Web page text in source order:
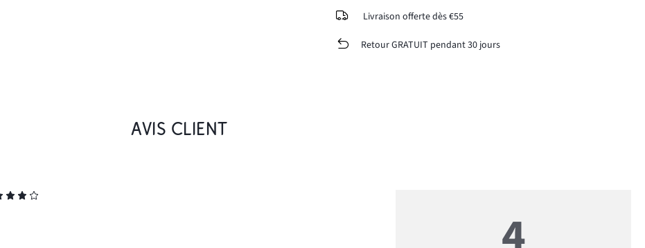
Livraison offerte dès €55
Retour GRATUIT pendant 30 jours
AVIS CLIENT